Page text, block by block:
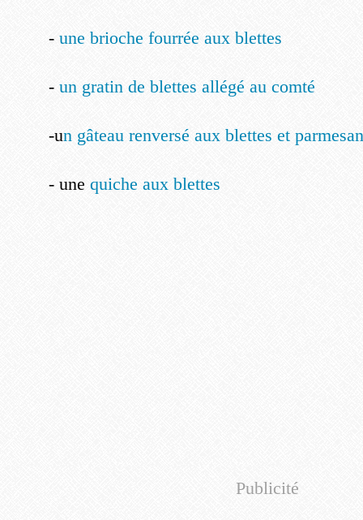
- une brioche fourrée aux blettes
- un gratin de blettes allégé au comté
-un gâteau renversé aux blettes et parmesan
- une quiche aux blettes
Publicité